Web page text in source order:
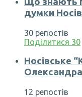
думки
30 репостів
Поділитися 30
Носівське
12 репостів